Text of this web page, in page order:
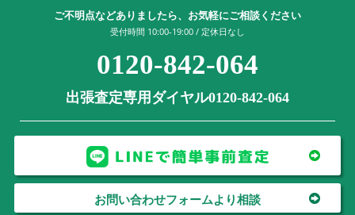
ご不明点などありましたら、お気軽にご相談ください
受付時間 10:00-19:00 / 定休日なし
0120-842-064
出張査定専用ダイヤル0120-842-064
お問い合わせフォームより相談